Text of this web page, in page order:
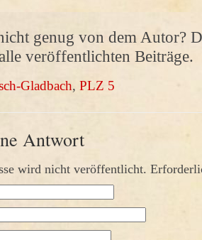
genug von dem Autor?
veröffentlichten Beiträge.
Gladbach, PLZ 5
Antwort
wird nicht veröffentlicht.